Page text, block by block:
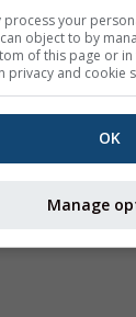
process your
object to by
of this page or
privacy and cookie
OK
Manage